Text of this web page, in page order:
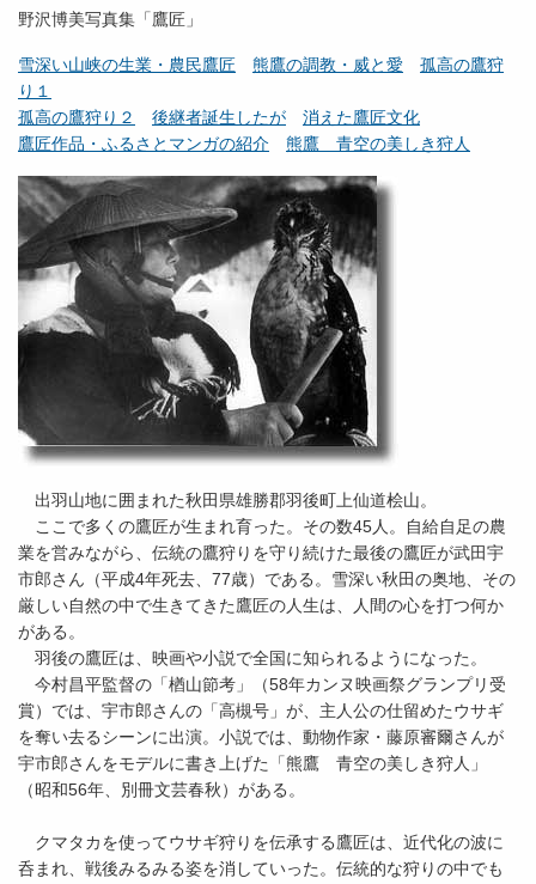
野沢博美写真集「鷹匠」
雪深い山峡の生業・農民鷹匠 熊鷹の調教・威と愛
孤高の鷹狩
り１
孤高の鷹狩り２
後継者誕生したが
消えた鷹匠文化
鷹匠作品・ふるさとマンガの紹介
熊鷹 青空の美しき狩人
出羽山地に囲まれた秋田県雄勝郡羽後町上仙道桧山。
ここで多くの鷹匠が生まれ育った。その数45人。自給自足の農
業を営みながら、伝統の鷹狩りを守り続けた最後の鷹匠が武田宇
市郎さん（平成4年死去、77歳）である。雪深い秋田の奥地、その
厳しい自然の中で生きてきた鷹匠の人生は、人間の心を打つ何か
がある。
羽後の鷹匠は、映画や小説で全国に知られるようになった。
今村昌平監督の「楢山節考」（58年カンヌ映画祭グランプリ受
賞）では、宇市郎さんの「高槻号」が、主人公の仕留めたウサギ
を奪い去るシーンに出演。小説では、動物作家・藤原審爾さんが
宇市郎さんをモデルに書き上げた「熊鷹 青空の美しき狩人」
（昭和56年、別冊文芸春秋）がある。
クマタカを使ってウサギ狩りを伝承する鷹匠は、近代化の波に
呑まれ、戦後みるみる姿を消していった。伝統的な狩りの中でも